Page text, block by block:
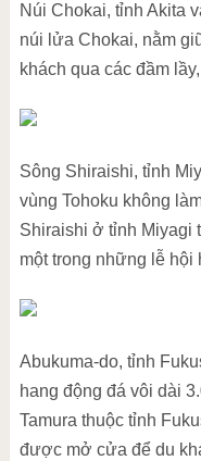
Núi Chokai, tỉnh Akita
núi lửa Chokai, nằm
khách qua các đầm
Sông Shiraishi, tỉnh
vùng Tohoku không
Shiraishi ở tỉnh Miyagi
một trong những lễ
Abukuma-do, tỉnh
hang động đá vôi dài
Tamura thuộc tỉnh
được mở cửa để du